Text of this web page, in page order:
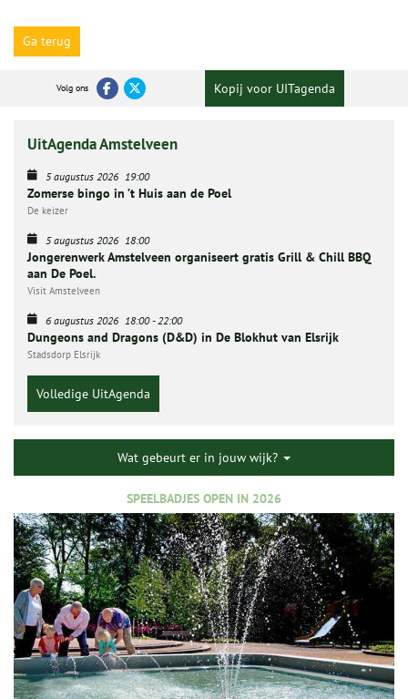
Ga terug
Volg ons Kopij voor UITagenda
UitAgenda Amstelveen
5 augustus 2026 19:00
Zomerse bingo in ’t Huis aan de Poel
De keizer
5 augustus 2026 18:00
Jongerenwerk Amstelveen organiseert gratis Grill & Chill BBQ
aan De Poel.
Visit Amstelveen
6 augustus 2026 18:00- 22:00
Dungeons and Dragons (D&D) in De Blokhut van Elsrijk
Stadsdorp Elsrijk
Volledige UitAgenda
Wat gebeurt er in jouw wijk?
SPEELBADJES OPEN IN 2026